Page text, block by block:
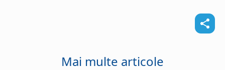
Mai multe articole